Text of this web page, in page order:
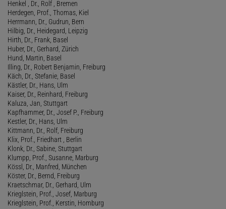
Henkel , Dr., Rolf , Bremen
Herdegen, Prof., Thomas, Kiel
Herrmann, Dr., Gudrun, Bern
Hilbig, Dr., Heidegard, Leipzig
Hirth, Dr., Frank, Basel
Huber, Dr., Gerhard, Zürich
Hund, Martin, Basel
Illing, Dr., Robert Benjamin, Freiburg
Käch, Dr., Stefanie, Basel
Kästler, Dr., Hans, Ulm
Kaiser, Dr., Reinhard, Freiburg
Kaluza, Jan, Stuttgart
Kapfhammer, Dr., Josef P., Freiburg
Kestler, Dr., Hans, Ulm
Kittmann, Dr., Rolf, Freiburg
Klix, Prof., Friedhart , Berlin
Klonk, Dr., Sabine, Stuttgart
Klumpp, Prof., Susanne, Marburg
Kössl, Dr., Manfred, München
Köster, Dr., Bernd, Freiburg
Kraetschmar, Dr., Gerhard, Ulm
Krieglstein, Prof., Josef, Marburg
Krieglstein, Prof., Kerstin, Homburg